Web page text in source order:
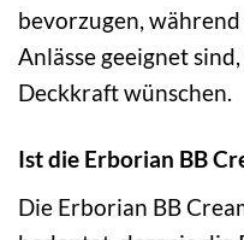
bevorzugen,
Anlässe geeignet
Deckkraft wünschen.
Ist die Erborian BB
Die Erborian BB